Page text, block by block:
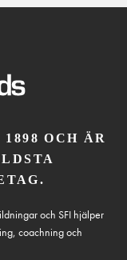
OCH ÄR
och SFI hjälper
coachning och